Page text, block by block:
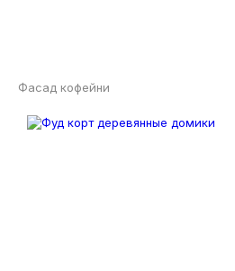
Фасад кофейни